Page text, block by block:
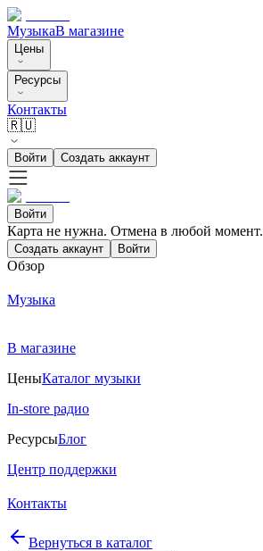
МузыкаВ магазине
Цены
Ресурсы
Контакты
🇷🇺
Войти Создать аккаунт
Войти
Карта не нужна. Отмена в любой момент.
Создать аккаунт Войти
Обзор
Музыка
В магазине
ЦеныКаталог музыки
In-store радио
РесурсыБлог
Центр поддержки
Контакты
Вернуться в каталог